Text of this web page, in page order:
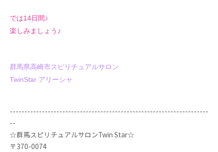
では14日間♪
楽しみましょう♪
群馬県高崎市スピリチュアルサロン
TwinStar アリーシャ
--------------------------------------------------------------------
--
☆群馬スピリチュアルサロンTwin Star☆
〒370-0074